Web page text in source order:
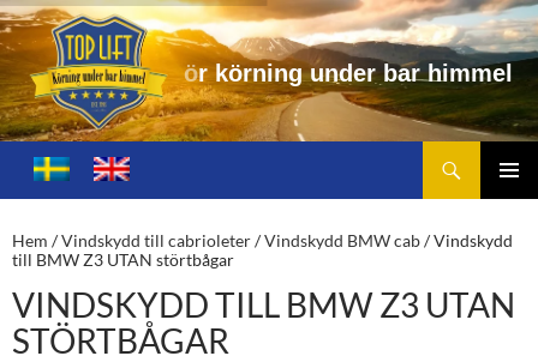
ing under bar himme
Toplift.se – för körning under bar himmel
HOPPA
TILL
Hem /Vindskydd till cabrioleter/Vindskydd BMW cab/ Vindskydd
till BMW Z3 UTAN störtbågar
VINDSKYDD TILL BMW Z3 UTAN
STÖRTBÅGAR